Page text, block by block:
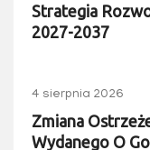
Strategia
2027-2037
4 sierpnia 2026
Zmiana
Wydanego O